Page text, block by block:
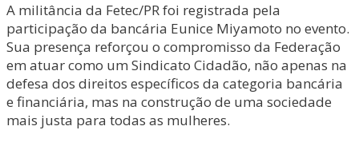
A militância da Fetec/PR foi registrada pela
participação da bancária Eunice Miyamoto no evento.
Sua presença reforçou o compromisso da Federação
em atuar como um Sindicato Cidadão, não apenas na
defesa dos direitos específicos da categoria bancária
e financiária, mas na construção de uma sociedade
mais justa para todas as mulheres.